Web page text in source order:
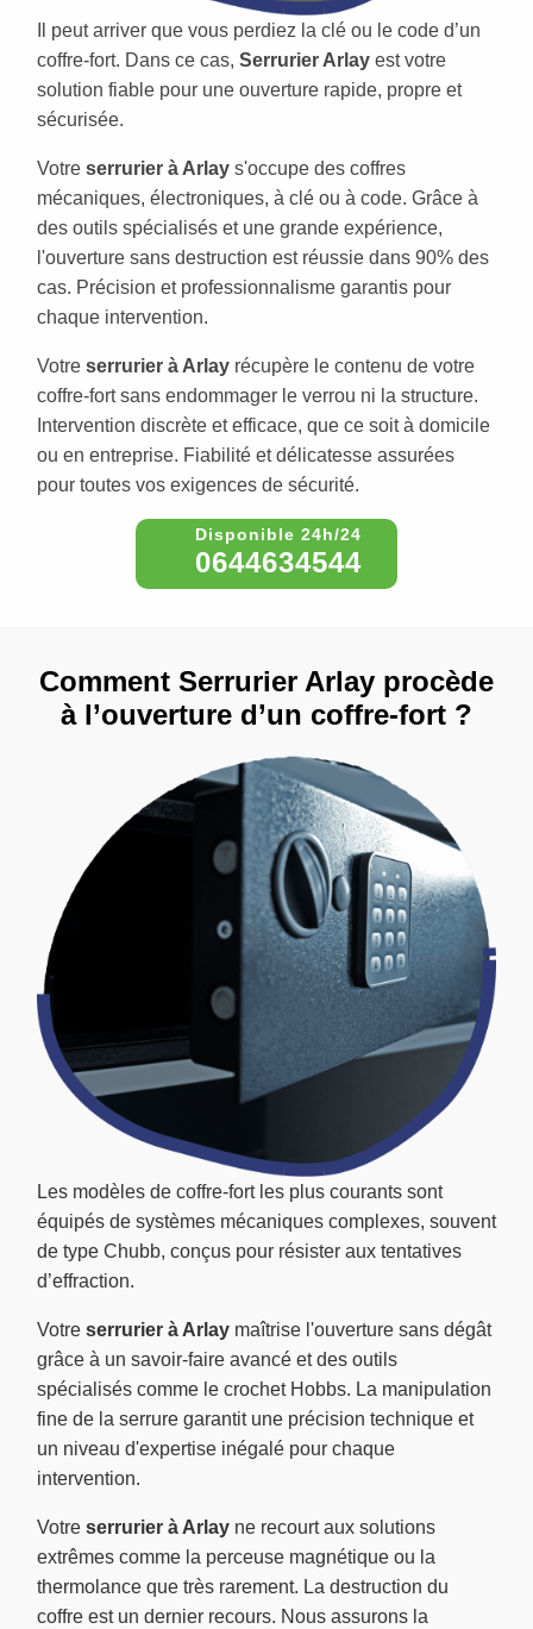
Il peut arriver que vous perdiez la clé ou le code d’un
coffre-fort. Dans ce cas, Serrurier Arlay est votre
solution fiable pour une ouverture rapide, propre et
sécurisée.
Votre serrurier à Arlay s'occupe des coffres
mécaniques, électroniques, à clé ou à code. Grâce à
des outils spécialisés et une grande expérience,
l'ouverture sans destruction est réussie dans 90% des
cas. Précision et professionnalisme garantis pour
chaque intervention.
Votre serrurier à Arlay récupère le contenu de votre
coffre-fort sans endommager le verrou ni la structure.
Intervention discrète et efficace, que ce soit à domicile
ou en entreprise. Fiabilité et délicatesse assurées
pour toutes vos exigences de sécurité.
0644634544
Les modèles de coffre-fort les plus courants sont
équipés de systèmes mécaniques complexes, souvent
de type Chubb, conçus pour résister aux tentatives
d’effraction.
Votre serrurier à Arlay maîtrise l'ouverture sans dégât
grâce à un savoir-faire avancé et des outils
spécialisés comme le crochet Hobbs. La manipulation
fine de la serrure garantit une précision technique et
un niveau d'expertise inégalé pour chaque
intervention.
Votre serrurier à Arlay ne recourt aux solutions
extrêmes comme la perceuse magnétique ou la
thermolance que très rarement. La destruction du
coffre est un dernier recours. Nous assurons la
Comment Serrurier Arlay procède
à l’ouverture d’un coffre-fort ?